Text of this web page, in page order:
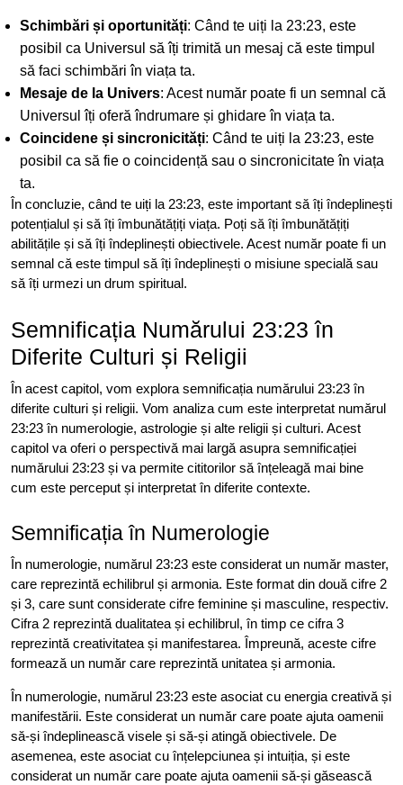
Schimbări și oportunități: Când te uiți la 23:23, este
posibil ca Universul să îți trimită un mesaj că este timpul
să faci schimbări în viața ta.
Mesaje de la Univers: Acest număr poate fi un semnal că
Universul îți oferă îndrumare și ghidare în viața ta.
Coincidene și sincronicități: Când te uiți la 23:23, este
posibil ca să fie o coincidență sau o sincronicitate în viața
ta.
În concluzie, când te uiți la 23:23, este important să îți îndeplinești
potențialul și să îți îmbunătățiți viața. Poți să îți îmbunătățiți
abilitățile și să îți îndeplinești obiectivele. Acest număr poate fi un
semnal că este timpul să îți îndeplinești o misiune specială sau
să îți urmezi un drum spiritual.
Semnificația Numărului 23:23 în
Diferite Culturi și Religii
În acest capitol, vom explora semnificația numărului 23:23 în
diferite culturi și religii. Vom analiza cum este interpretat numărul
23:23 în numerologie, astrologie și alte religii și culturi. Acest
capitol va oferi o perspectivă mai largă asupra semnificației
numărului 23:23 și va permite cititorilor să înțeleagă mai bine
cum este perceput și interpretat în diferite contexte.
Semnificația în Numerologie
În numerologie, numărul 23:23 este considerat un număr master,
care reprezintă echilibrul și armonia. Este format din două cifre 2
și 3, care sunt considerate cifre feminine și masculine, respectiv.
Cifra 2 reprezintă dualitatea și echilibrul, în timp ce cifra 3
reprezintă creativitatea și manifestarea. Împreună, aceste cifre
formează un număr care reprezintă unitatea și armonia.
În numerologie, numărul 23:23 este asociat cu energia creativă și
manifestării. Este considerat un număr care poate ajuta oamenii
să-și îndeplinească visele și să-și atingă obiectivele. De
asemenea, este asociat cu înțelepciunea și intuiția, și este
considerat un număr care poate ajuta oamenii să-și găsească